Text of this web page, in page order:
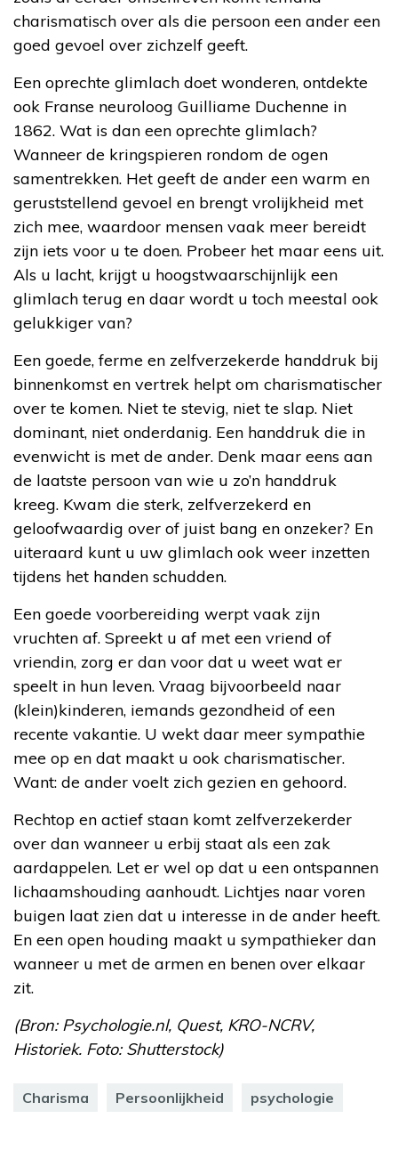
charismatisch over als die persoon een ander een
goed gevoel over zichzelf geeft.
Een oprechte glimlach doet wonderen, ontdekte
ook Franse neuroloog Guilliame Duchenne in
1862. Wat is dan een oprechte glimlach?
Wanneer de kringspieren rondom de ogen
samentrekken. Het geeft de ander een warm en
geruststellend gevoel en brengt vrolijkheid met
zich mee, waardoor mensen vaak meer bereidt
zijn iets voor u te doen. Probeer het maar eens uit.
Als u lacht, krijgt u hoogstwaarschijnlijk een
glimlach terug en daar wordt u toch meestal ook
gelukkiger van?
Een goede, ferme en zelfverzekerde handdruk bij
binnenkomst en vertrek helpt om charismatischer
over te komen. Niet te stevig, niet te slap. Niet
dominant, niet onderdanig. Een handdruk die in
evenwicht is met de ander. Denk maar eens aan
de laatste persoon van wie u zo’n handdruk
kreeg. Kwam die sterk, zelfverzekerd en
geloofwaardig over of juist bang en onzeker? En
uiteraard kunt u uw glimlach ook weer inzetten
tijdens het handen schudden.
Een goede voorbereiding werpt vaak zijn
vruchten af. Spreekt u af met een vriend of
vriendin, zorg er dan voor dat u weet wat er
speelt in hun leven. Vraag bijvoorbeeld naar
(klein)kinderen, iemands gezondheid of een
recente vakantie. U wekt daar meer sympathie
mee op en dat maakt u ook charismatischer.
Want: de ander voelt zich gezien en gehoord.
Rechtop en actief staan komt zelfverzekerder
over dan wanneer u erbij staat als een zak
aardappelen. Let er wel op dat u een ontspannen
lichaamshouding aanhoudt. Lichtjes naar voren
buigen laat zien dat u interesse in de ander heeft.
En een open houding maakt u sympathieker dan
wanneer u met de armen en benen over elkaar
zit.
(Bron: Psychologie.nl, Quest, KRO-NCRV,
Historiek. Foto: Shutterstock)
Charisma Persoonlijkheid psychologie